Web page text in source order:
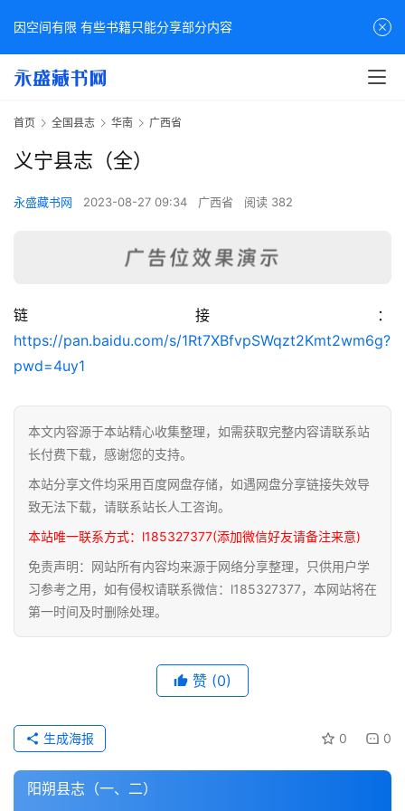
佛
家
典
道
家
典
籍
易
学
籍
籍
武
首页 全国县志 华南 广西省
义宁县志（全）
永盛藏书网 2023-08-27 09:34 广西省 阅读 382
链接：
https://pan.baidu.com/s/1Rt7XBfvpSWqzt2Kmt2wm6g?
pwd=4uy1
本文内容源于本站精心收集整理，如需获取完整内容请联系站
长付费下载，感谢您的支持。
本站分享文件均采用百度网盘存储，如遇网盘分享链接失效导
致无法下载，请联系站长人工咨询。
本站唯一联系方式：l185327377(添加微信好友请备注来意)
免责声明：网站所有内容均来源于网络分享整理，只供用户学
习参考之用，如有侵权请联系微信：l185327377，本网站将在
第一时间及时删除处理。
赞 (0)
0 0
生成海报
阳朔县志（一、二）
因空间有限 有些书籍只能分享部分内容